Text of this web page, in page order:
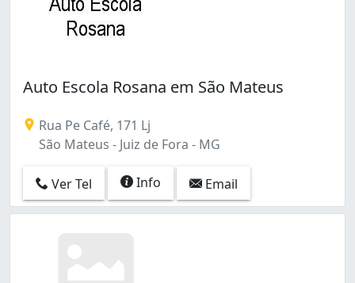
Auto Escola Rosana em São Mateus
Rua Pe Café, 171 Lj
São Mateus - Juiz de Fora - MG
Ver Tel Info Email